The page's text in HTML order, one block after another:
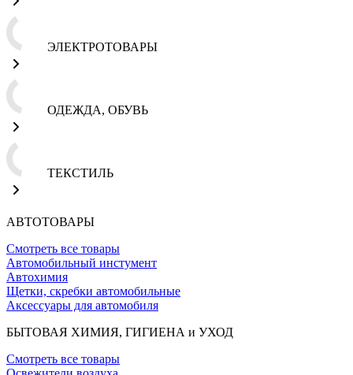
ЭЛЕКТРОТОВАРЫ
ОДЕЖДА, ОБУВЬ
ТЕКСТИЛЬ
АВТОТОВАРЫ
Смотреть все товары
Автомобильный инстумент
Автохимия
Щетки, скребки автомобильные
Аксессуары для автомобиля
БЫТОВАЯ ХИМИЯ, ГИГИЕНА и УХОД
Смотреть все товары